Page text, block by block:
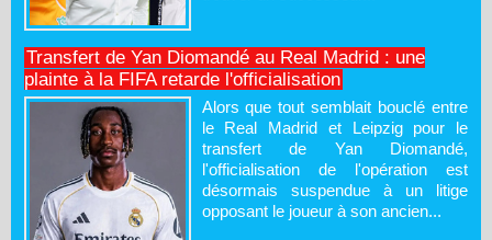
Transfert de Yan Diomandé au Real Madrid : une
plainte à la FIFA retarde l'officialisation
Alors que tout semblait bouclé entre
le Real Madrid et Leipzig pour le
transfert de Yan Diomandé,
l'officialisation de l'opération est
désormais suspendue à un litige
opposant le joueur à son ancien...